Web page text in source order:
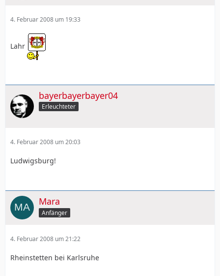
4. Februar 2008 um 19:33
Lahr
bayerbayerbayer04
Erleuchteter
4. Februar 2008 um 20:03
Ludwigsburg!
Mara
Anfänger
4. Februar 2008 um 21:22
Rheinstetten bei Karlsruhe